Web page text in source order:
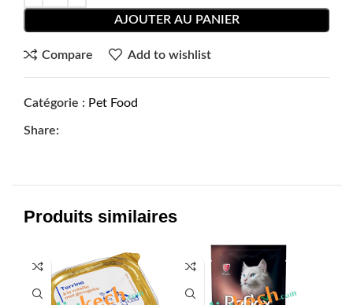
AJOUTER AU PANIER
Compare Add to wishlist
Catégorie : Pet Food
Share:
Produits similaires